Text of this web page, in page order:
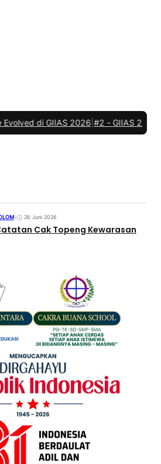
GIIAS 2026|#2 -GIIAS 2026, JETOUR
• 26 Juni 2026
Cak Topeng Kewarasan